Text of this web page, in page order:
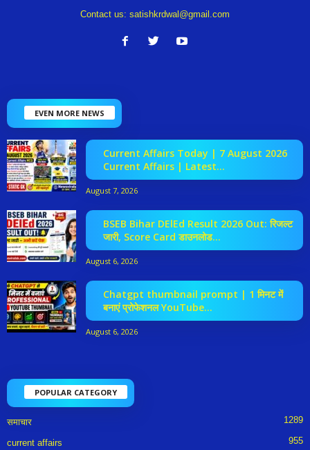
Contact us: satishkrdwal@gmail.com
EVEN MORE NEWS
Current Affairs Today | 7 August 2026
Current Affairs | Latest...
August 7, 2026
BSEB Bihar DElEd Result 2026 Out: रिजल्ट
जारी, Score Card डाउनलोड...
August 6, 2026
Chatgpt thumbnail prompt | 1 मिनट में
बनाएं प्रोफेशनल YouTube...
August 6, 2026
POPULAR CATEGORY
समाचार 1289
current affairs 955